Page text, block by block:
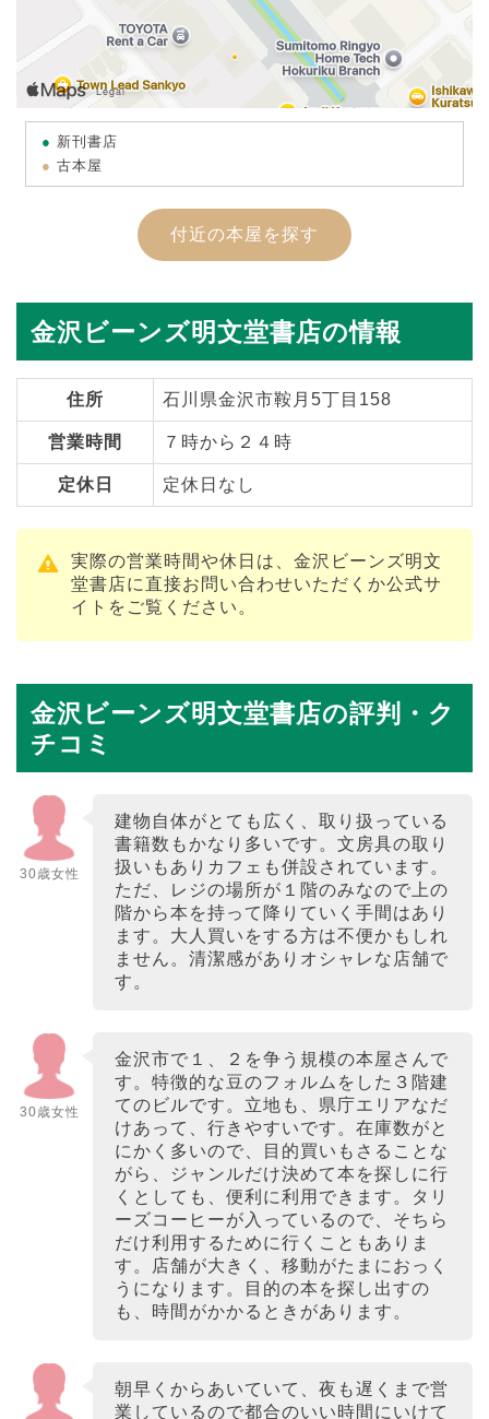
新刊書店
古本屋
付近の本屋を探す
金沢ビーンズ明文堂書店の情報
住所 石川県金沢市鞍月5丁目158
営業時間 ７時から２４時
定休日 定休日なし
実際の営業時間や休日は、金沢ビーンズ明文
堂書店に直接お問い合わせいただくか公式サ
イトをご覧ください。
金沢ビーンズ明文堂書店の評判・ク
チコミ
30歳女性
建物自体がとても広く、取り扱っている
書籍数もかなり多いです。文房具の取り
扱いもありカフェも併設されています。
ただ、レジの場所が１階のみなので上の
階から本を持って降りていく手間はあり
ます。大人買いをする方は不便かもしれ
ません。清潔感がありオシャレな店舗で
す。
30歳女性
金沢市で１、２を争う規模の本屋さんで
す。特徴的な豆のフォルムをした３階建
てのビルです。立地も、県庁エリアなだ
けあって、行きやすいです。在庫数がと
にかく多いので、目的買いもさることな
がら、ジャンルだけ決めて本を探しに行
くとしても、便利に利用できます。タリ
ーズコーヒーが入っているので、そちら
だけ利用するために行くこともありま
す。店舗が大きく、移動がたまにおっく
うになります。目的の本を探し出すの
も、時間がかかるときがあります。
朝早くからあいていて、夜も遅くまで営
業しているので都合のいい時間にいけて